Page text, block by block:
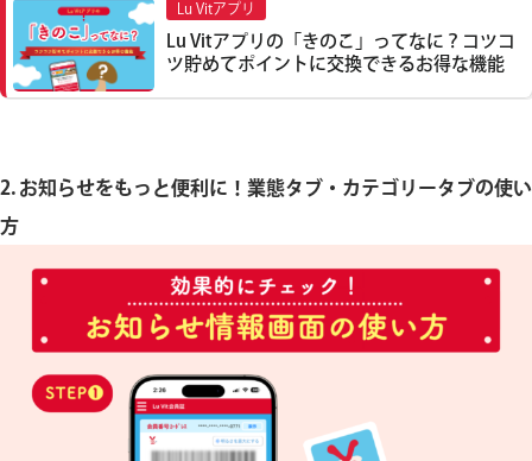
Lu Vitアプリ
Lu Vitアプリの「きのこ」ってなに？コツコ
ツ貯めてポイントに交換できるお得な機能
2. お知らせをもっと便利に！業態タブ・カテゴリータブの使い
方